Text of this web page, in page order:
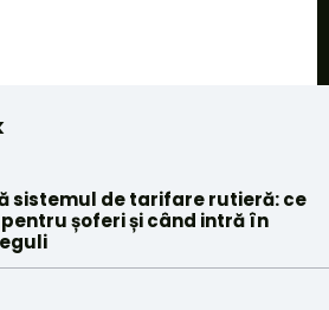
sistemul de tarifare rutieră: ce
șoferi și când intră în